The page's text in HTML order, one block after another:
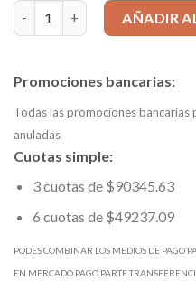
FRESA PARA ROUTER,
AÑADIR
Promociones bancarias:
Todas las promociones
anuladas
Cuotas simple:
3 cuotas de $90345.63
6 cuotas de $49237.09
PODES COMBINAR LOS MEDIOS DE PAGO
EN MERCADO PAGO PARTE